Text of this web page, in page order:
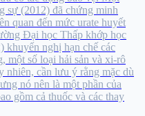
sự (2012) đã chứng minh
quan đến mức urate huyết
Đại học Thấp khớp học
khuyến nghị hạn chế các
một số loại hải sản và xi-rô
nhiên, cần lưu ý rằng mặc dù
nó nên là một phần của
gồm cả thuốc và các thay